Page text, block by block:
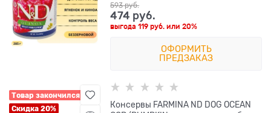
593 руб.
474 руб.
выгода119 руб. или20%
ОФОРМИТЬ
ПРЕДЗАКАЗ
Товар закончился
Скидка 20%
Консервы FARMINA ND DOG OCEAN